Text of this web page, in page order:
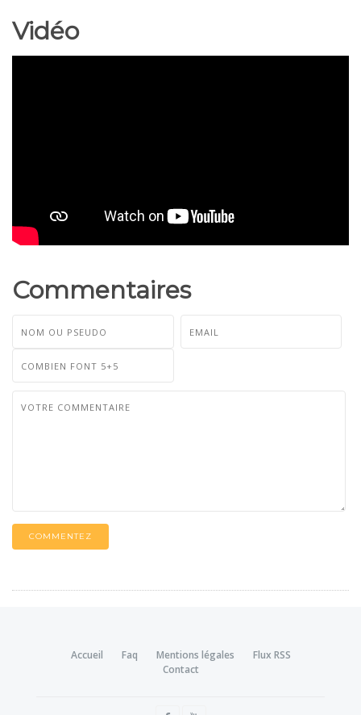
Vidéo
Commentaires
COMMENTEZ
Accueil Faq Mentions légales
Flux RSS
Contact